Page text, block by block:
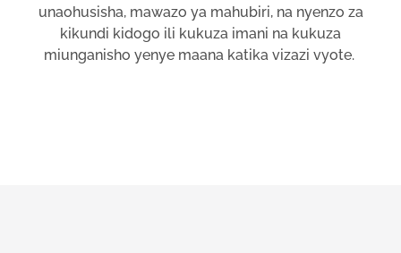
unaohusisha, mawazo ya mahubiri, na nyenzo za
kikundi kidogo ili kukuza imani na kukuza
miunganisho yenye maana katika vizazi vyote.